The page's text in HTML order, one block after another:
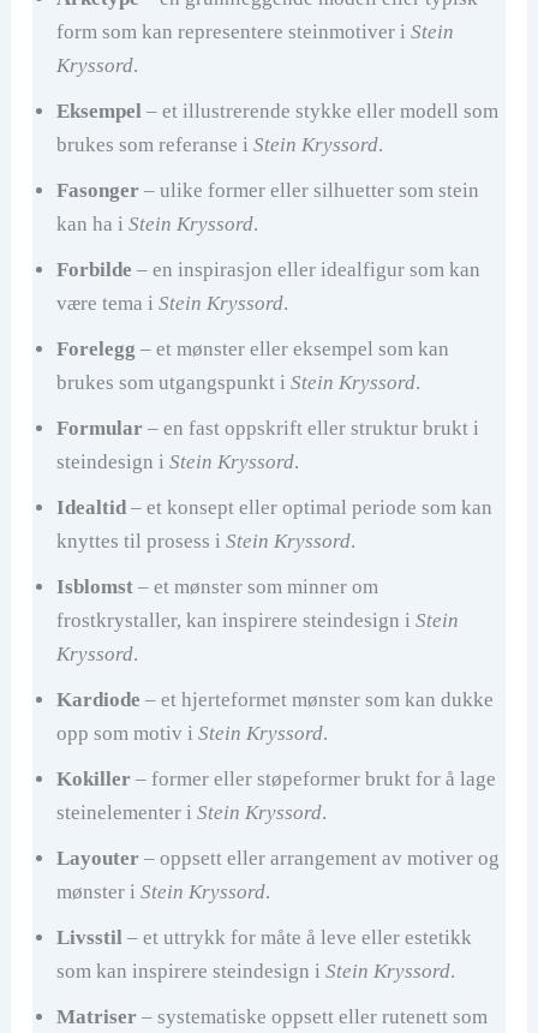
form som kan representere steinmotiver i Stein
Kryssord.
Eksempel – et illustrerende stykke eller modell som
brukes som referanse i Stein Kryssord.
Fasonger – ulike former eller silhuetter som stein
kan ha i Stein Kryssord.
Forbilde – en inspirasjon eller idealfigur som kan
være tema i Stein Kryssord.
Forelegg – et mønster eller eksempel som kan
brukes som utgangspunkt i Stein Kryssord.
Formular – en fast oppskrift eller struktur brukt i
steindesign i Stein Kryssord.
Idealtid– et konsept eller optimal periode som kan
knyttes til prosess i Stein Kryssord.
Isblomst– et mønster som minner om
frostkrystaller, kan inspirere steindesign i Stein
Kryssord.
Kardiode – et hjerteformet mønster som kan dukke
opp som motiv i Stein Kryssord.
Kokiller – former eller støpeformer brukt for å lage
steinelementer i Stein Kryssord.
Layouter – oppsett eller arrangement av motiver og
mønster i Stein Kryssord.
Livsstil – et uttrykk for måte å leve eller estetikk
som kan inspirere steindesign i Stein Kryssord.
Matriser – systematiske oppsett eller rutenett som